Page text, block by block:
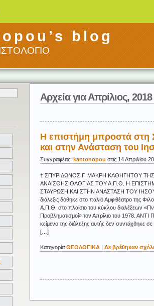
blog
Αρχεία για Απρίλιος, 2018
Η επιστήμη μπροστά στη
και στην Ανάσταση του
Συγγραφέας: kantonopou στις 14 Απριλίου
† ΣΠΥΡΙΔΩΝΟΣ Γ. ΜΑΚΡΗ ΚΑΘΗΓΗΤΟΥ ΤΗΣ
ΑΝΑΙΣΘΗΣΙΟΛΟΓΙΑΣ ΤΟΥ Α.Π.Θ. Η
ΣΤΑΥΡΩΣΗ ΚΑΙ ΣΤΗΝ ΑΝΑΣΤΑΣΗ ΤΟΥ
διάλεξις δόθηκε στο παλιό Αμφιθέατρο της
Α.Π.Θ. στο πλαίσιο του κύκλου διαλέξεων
Προβληματισμοί» τον Απρίλιο του 1978.
κείμενο της διάλεξης αυτής δεν συντάχθηκε
[…]
Κατηγορία ΘΕΟΛΟΓΙΚΑ | Δε βρέθηκαν